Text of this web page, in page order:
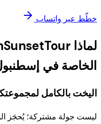
خطّط عبر واتساب
الخاصة في
اليخت بالكامل
ليست جولة مشتركة؛ يُحجَز